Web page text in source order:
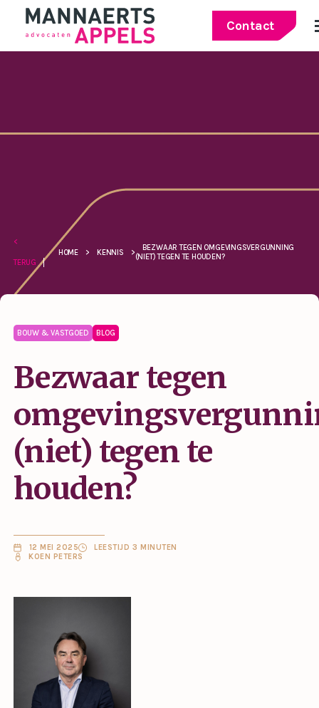
Contact
<
TERUG
HOME > KENNIS >
BEZWAAR TEGEN OMGEVINGSVERGUNNING
(NIET) TEGEN TE HOUDEN?
BOUW & VASTGOED BLOG
Bezwaar tegen
(niet) tegen te
houden?
12 MEI 2025
LEESTIJD 3 MINUTEN
KOEN PETERS